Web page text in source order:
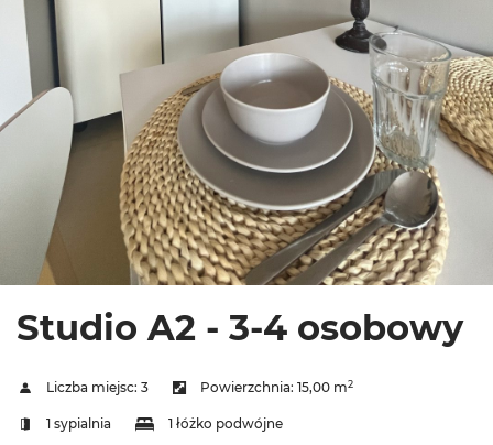
Studio A2 - 3-4 osobowy
Liczba miejsc: 3 Powierzchnia: 15,00 m2
1 sypialnia 1 łóżko podwójne